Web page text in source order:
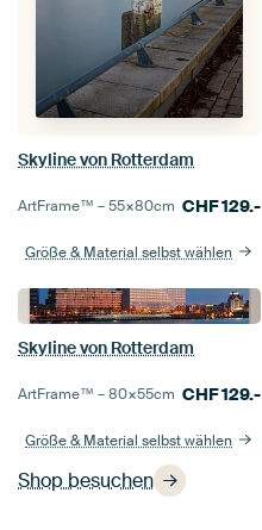
Shop besuchen
Skyline von Rotterdam
ArtFrame™ –55×80cm CHF129.-
Größe & Material selbst wählen
Skyline von Rotterdam
ArtFrame™ –80×55cm CHF129.-
Größe & Material selbst wählen